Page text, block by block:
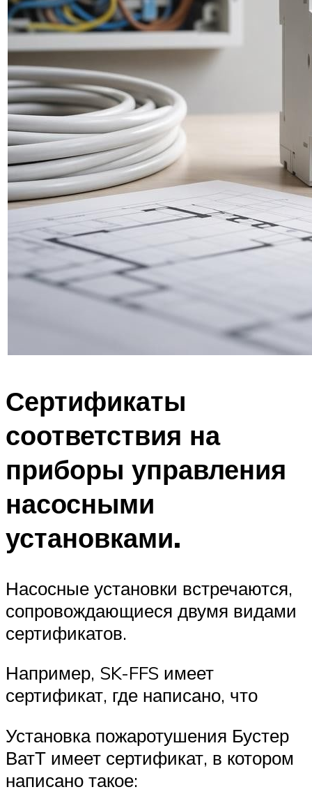
Сертификаты
соответствия на
приборы управления
насосными
установками.
Насосные установки встречаются,
сопровождающиеся двумя видами
сертификатов.
Например, SK-FFS имеет
сертификат, где написано, что
Установка пожаротушения Бустер
ВатТ имеет сертификат, в котором
написано такое: